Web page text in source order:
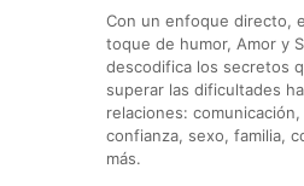
Con un enfoque directo,
toque de humor, Amor y
descodifica los secretos
superar las dificultades
relaciones:
confianza, sexo, familia,
más.